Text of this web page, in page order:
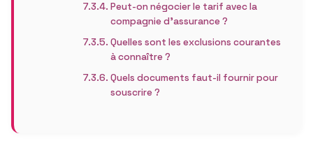
Peut-on négocier le tarif avec la
compagnie d’assurance ?
Quelles sont les exclusions courantes
à connaître ?
Quels documents faut-il fournir pour
souscrire ?